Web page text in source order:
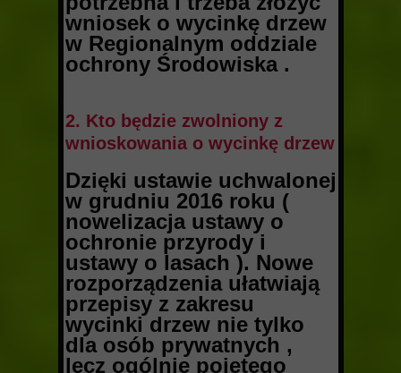
wniosek o wycinkę drzew
w Regionalnym oddziale
ochrony Środowiska .
2. Kto będzie zwolniony z
wnioskowania o wycinkę drzew
Dzięki ustawie uchwalonej
w grudniu 2016 roku (
nowelizacja ustawy o
ochronie przyrody i
ustawy o lasach ). Nowe
rozporządzenia ułatwiają
przepisy z zakresu
wycinki drzew nie tylko
dla osób prywatnych ,
lecz ogólnie pojętego